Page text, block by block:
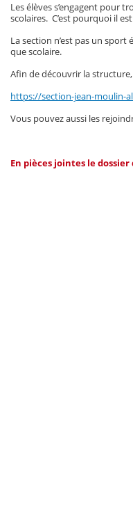
Les élèves s’engagent pour
scolaires. C’est pourquoi il
La section n’est pas un
que scolaire.
Afin de découvrir la
https://section-jean-moulin-
Vous pouvez aussi les
En pièces jointes le